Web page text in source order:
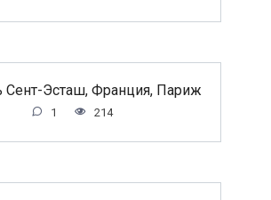
Сент-Эсташ, Франция, Париж
1 214